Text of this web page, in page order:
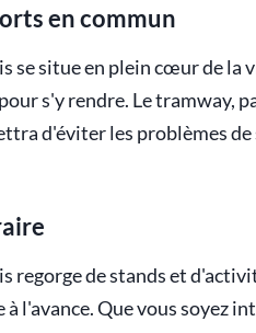
en commun
se situe en plein cœur de
s'y rendre. Le tramway,
d'éviter les problèmes
regorge de stands et
l'avance. Que vous soyez